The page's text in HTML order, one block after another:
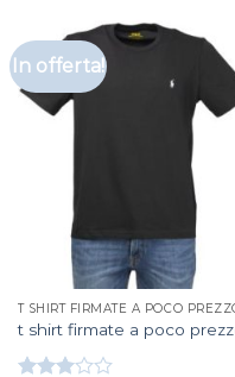
In offerta!
T SHIRT FIRMATE A POCO
t shirt firmate a poco